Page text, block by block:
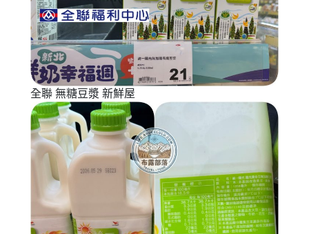
全聯 無糖豆漿 新鮮屋